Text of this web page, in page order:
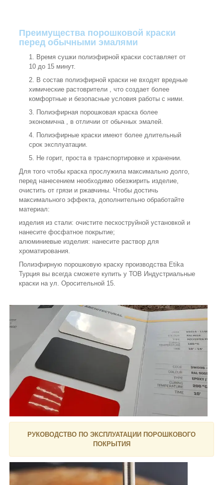
Преимущества порошковой краски
перед обычными эмалями
Время сушки полиэфирной краски составляет от
10 до 15 минут.
В состав полиэфирной краски не входят вредные
химические растоврители , что создает более
комфортные и безопасные условия работы с ними.
Полиэфирная порошковая краска более
экономична , в отличии от обычных эмалей.
Полиэфирные краски имеют более длительный
срок эксплуатации.
Не горит, проста в транспортировке и хранении.
Для того чтобы краска прослужила максимально долго,
перед нанесением необходимо обезжирить изделие,
очистить от грязи и ржавчины. Чтобы достичь
максимального эффекта, дополнительно обработайте
материал:
изделия из стали: очистите пескоструйной установкой и
нанесите фосфатное покрытие;
алюминиевые изделия: нанесите раствор для
хроматирования.
Полиэфирную порошковую краску производства Etika
Турция вы всегда сможете купить у ТОВ Индустриальные
краски на ул. Оросительной 15.
РУКОВОДСТВО ПО ЭКСПЛУАТАЦИИ ПОРОШКОВОГО
ПОКРЫТИЯ